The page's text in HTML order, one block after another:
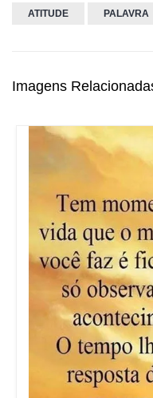
ATITUDE PALAVRA
Imagens